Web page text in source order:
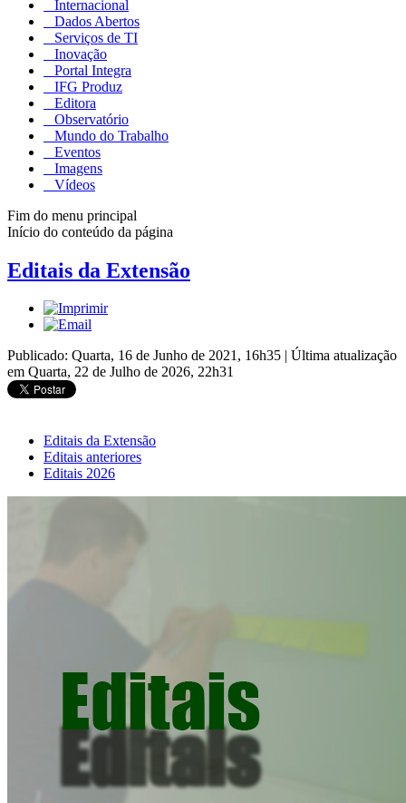
Internacional
Dados Abertos
Serviços de TI
Inovação
Portal Integra
IFG Produz
Editora
Observatório
Mundo do Trabalho
Eventos
Imagens
Vídeos
Fim do menu principal
Início do conteúdo da página
Editais da Extensão
Publicado: Quarta, 16 de Junho de 2021, 16h35 | Última atualização
em Quarta, 22 de Julho de 2026, 22h31
Editais da Extensão
Editais anteriores
Editais 2026